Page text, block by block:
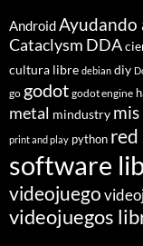
AndroidAyudando
Cataclysm DDA
cultura libre debian diy
go godot godot engine
metal mindustry
print and play python red
software
videojuego
videojuegos